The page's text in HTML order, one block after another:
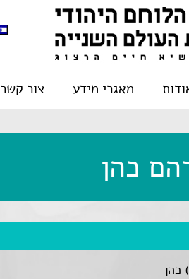
מאגרי מידע צור קשר
כהן
כהן